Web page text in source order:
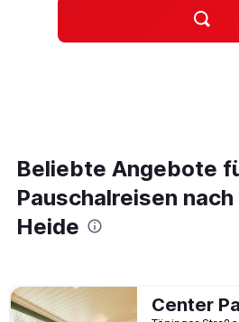
Beliebte Angebote
Pauschalreisen
Heide